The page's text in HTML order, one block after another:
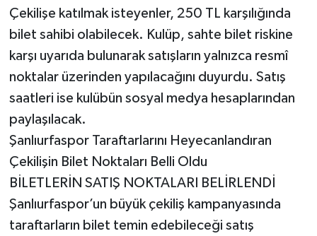
Çekilişe katılmak isteyenler, 250 TL karşılığında
bilet sahibi olabilecek. Kulüp, sahte bilet riskine
karşı uyarıda bulunarak satışların yalnızca resmî
noktalar üzerinden yapılacağını duyurdu. Satış
saatleri ise kulübün sosyal medya hesaplarından
paylaşılacak.
Şanlıurfaspor Taraftarlarını Heyecanlandıran
Çekilişin Bilet Noktaları Belli Oldu
BİLETLERİN SATIŞ NOKTALARI BELİRLENDİ
Şanlıurfaspor’un büyük çekiliş kampanyasında
taraftarların bilet temin edebileceği satış